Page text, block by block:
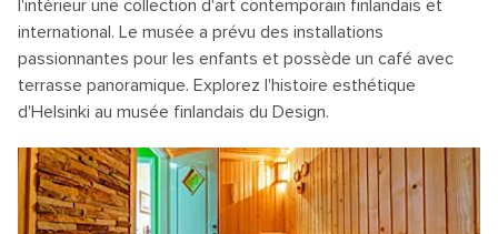
l'intérieur une collection d'art contemporain finlandais et
international. Le musée a prévu des installations
passionnantes pour les enfants et possède un café avec
terrasse panoramique. Explorez l'histoire esthétique
d'Helsinki au musée finlandais du Design.